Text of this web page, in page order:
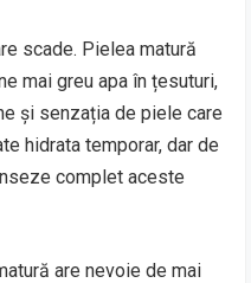
scade. Pielea matură
mai greu apa în țesuturi,
și senzația de piele care
hidrata temporar, dar de
complet aceste
are nevoie de mai